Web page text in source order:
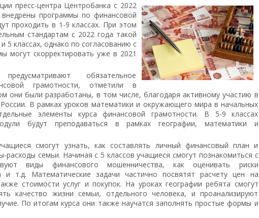
пресс-центра Центробанка с 2022
программы по финансовой
проходить в 1-9 классах. При этом
стандартам с 2022 года такой
5 классах, однако по согласованию с
могут скорректировать уже в 2021
обязательное
грамотности, отметили в
они были разработаны, в том числе, благодаря активному участию в
В рамках уроков математики и окружающего мира в начальных
элементы курса финансовой грамотности. В 5-9 классах
будут преподаваться в рамках географии, математики и
смогут узнать, как составлять личный финансовый план и
расходы семьи. Начиная с 5 классов учащиеся смогут познакомиться с
виды финансового мошенничества, как оценивать риски
и т.д. Математические задачи частично посвятят расчету цен на
стоимости услуг и покупок. На уроках географии ребята смогут
качество жизни семьи, отдельного человека, и проанализируют
По итогам курса они также научатся заполнять простые формы и